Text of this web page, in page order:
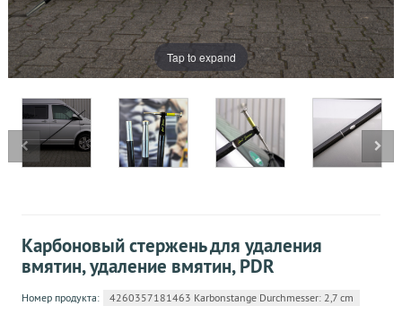
Tap to expand
Карбоновый стержень для удаления
вмятин, удаление вмятин, PDR
Номер продукта: 4260357181463 Karbonstange Durchmesser: 2,7 cm